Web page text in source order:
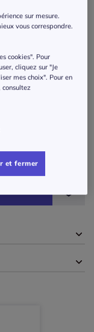
sur mesure.
vous correspondre.
cookies". Pour
cliquez sur "Je
mes choix". Pour en
et fermer